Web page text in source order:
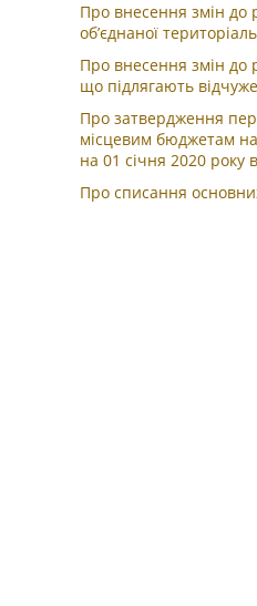
Про внесення змін до
об’єднаної
Про внесення змін до
що підлягають
Про затвердження
місцевим бюджетам на
на 01 січня 2020 року
Про списання